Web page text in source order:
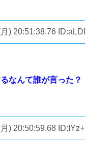
) 20:51:38.76
なんて誰が言った？
) 20:50:59.68